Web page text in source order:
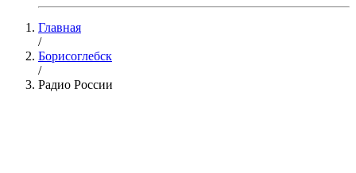
Главная
/
Борисоглебск
/
Радио России